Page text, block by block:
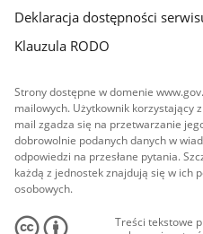
Deklaracja dostępności
Klauzula RODO
Strony dostępne w domenie
mailowych. Użytkownik korzystający
mail zgadza się na przetwarzanie
dobrowolnie podanych danych w
odpowiedzi na przesłane pytania.
każdą z jednostek znajdują się w ich
osobowych.
Treści tekstowe